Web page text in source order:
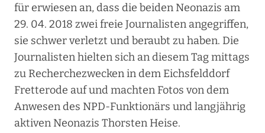
für erwiesen an, dass die beiden Neonazis am
29. 04. 2018 zwei freie Journalisten angegriffen,
sie schwer verletzt und beraubt zu haben. Die
Journalisten hielten sich an diesem Tag mittags
zu Recherchezwecken in dem Eichsfelddorf
Fretterode auf und machten Fotos von dem
Anwesen des NPD-Funktionärs und langjährig
aktiven Neonazis Thorsten Heise.